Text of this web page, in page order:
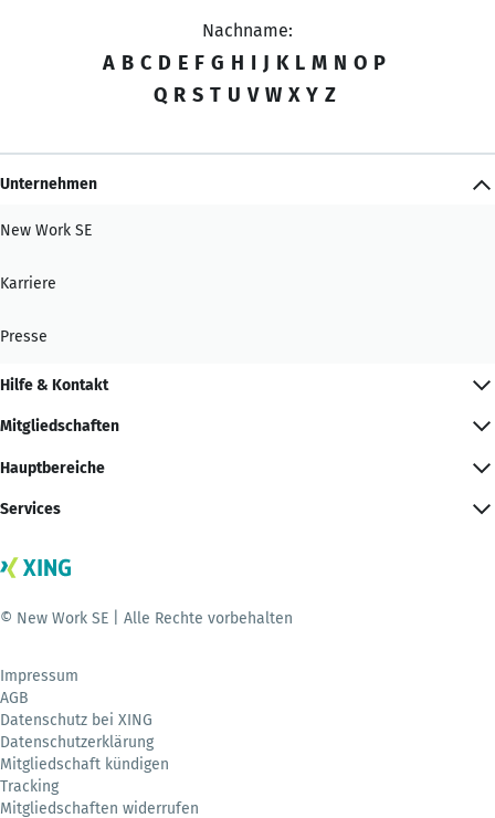
Nachname:
A B C D E F G H I J K L M N O P
Q R S T U V W X Y Z
Unternehmen
New Work SE
Karriere
Presse
Hilfe & Kontakt
Mitgliedschaften
Hauptbereiche
Services
© New Work SE | Alle Rechte vorbehalten
Impressum
AGB
Datenschutz bei XING
Datenschutzerklärung
Mitgliedschaft kündigen
Tracking
Mitgliedschaften widerrufen